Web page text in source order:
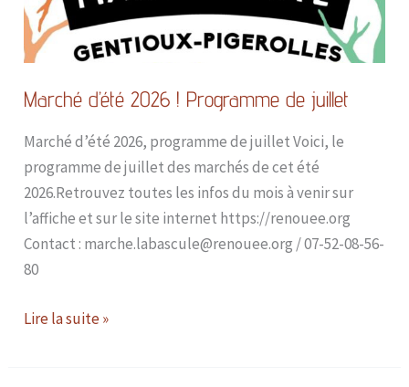
Marché d’été 2026 ! Programme de juillet
Marché d’été 2026, programme de juillet Voici, le
programme de juillet des marchés de cet été
2026.Retrouvez toutes les infos du mois à venir sur
l’affiche et sur le site internet https://renouee.org
Contact : marche.labascule@renouee.org / 07-52-08-56-
80
juillet
Lire la suite »